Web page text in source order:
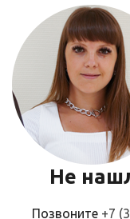
Не
Позвоните +7